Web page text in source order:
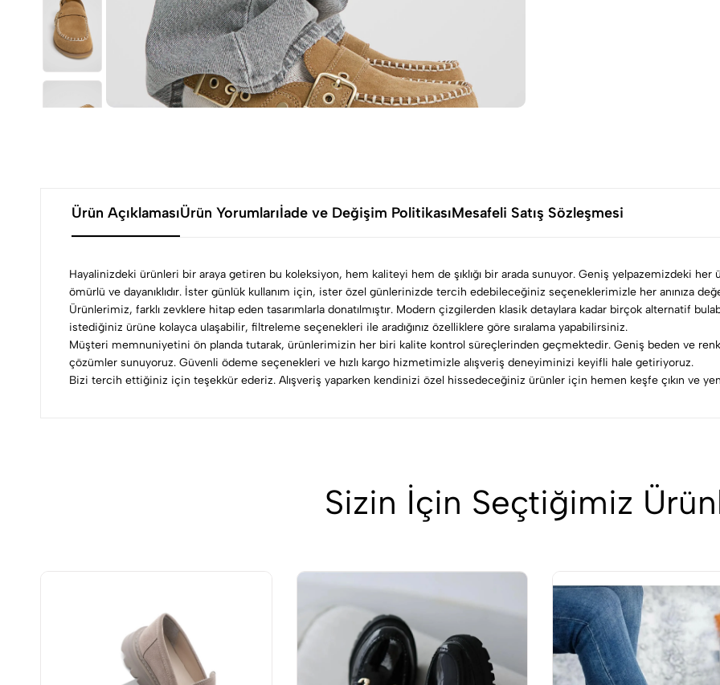
Ürün AçıklamasıÜrün Yorumlarıİade ve Değişim PolitikasıMesafeli Satış Sözleşmesi
Hayalinizdeki ürünleri bir araya getiren bu koleksiyon, hem kaliteyi hem de şıklığı bir arada sunuyor. Geniş yelpazemizdeki
ömürlü ve dayanıklıdır. İster günlük kullanım için, ister özel günlerinizde tercih edebileceğiniz seçeneklerimizle her anınıza
Ürünlerimiz, farklı zevklere hitap eden tasarımlarla donatılmıştır. Modern çizgilerden klasik detaylara kadar birçok alternatif
istediğiniz ürüne kolayca ulaşabilir, filtreleme seçenekleri ile aradığınız özelliklere göre sıralama yapabilirsiniz.
Müşteri memnuniyetini ön planda tutarak, ürünlerimizin her biri kalite kontrol süreçlerinden geçmektedir. Geniş beden ve
çözümler sunuyoruz. Güvenli ödeme seçenekleri ve hızlı kargo hizmetimizle alışveriş deneyiminizi keyifli hale getiriyoruz.
Bizi tercih ettiğiniz için teşekkür ederiz. Alışveriş yaparken kendinizi özel hissedeceğiniz ürünler için hemen keşfe çıkın ve
Sizin İçin Seçtiğimiz